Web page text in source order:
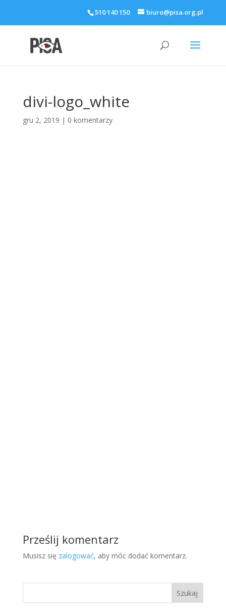
510 140 150 biuro@pisa.org.pl
divi-logo_white
gru 2, 2019 | 0 komentarzy
Prześlij komentarz
Musisz się zalogować, aby móc dodać komentarz.